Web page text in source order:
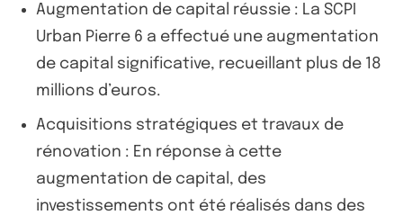
Augmentation de capital réussie : La SCPI
Urban Pierre 6 a effectué une augmentation
de capital significative, recueillant plus de 18
millions d’euros.
Acquisitions stratégiques et travaux de
rénovation : En réponse à cette
augmentation de capital, des
investissements ont été réalisés dans des